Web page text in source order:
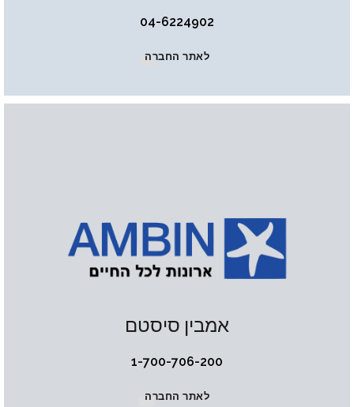
04-6224902
לאתר החברה
אמבין סיסטם
1-700-706-200
לאתר החברה